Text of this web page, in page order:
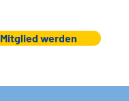
Mitglied werden